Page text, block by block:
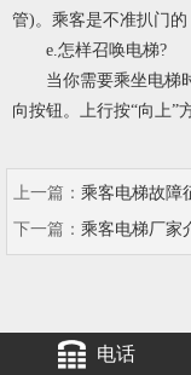
管)。乘客是不准扒门的
e.怎样召唤电梯?
当你需要乘坐电梯时
向按钮。上行按“向上”
上一篇： 乘客电梯故障
下一篇： 乘客电梯厂家
电话